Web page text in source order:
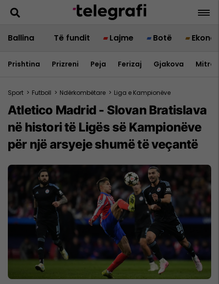
Ballina Të fundit Lajme Botë
Prishtina Prizreni Peja Ferizaj Gjakova
Sport > Futboll > Ndërkombëtare > Liga e Kampionëve
Atletico Madrid - Slovan Bratislava
në histori të Ligës së Kampionëve
për një arsyeje shumë të veçantë